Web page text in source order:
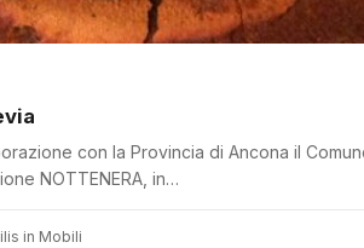
con la Provincia di Ancona il
NOTTENERA, in…
in Mobili